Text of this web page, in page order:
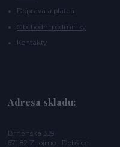
Doprava a platba
Obchodní podmínky
Kontakty
Adresa skladu:
Brněnská 339
671 82 Znojmo - Dobšice